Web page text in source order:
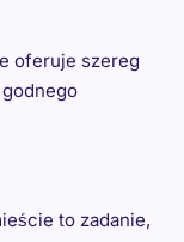
oferuje szereg
to zadanie,